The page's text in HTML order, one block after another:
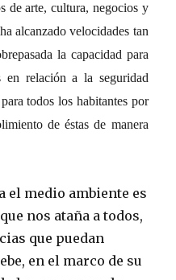
de arte, cultura, negocios y
alcanzado velocidades tan
la capacidad para
en relación a la seguridad
todos los habitantes por
de éstas de manera
el medio ambiente es
nos ataña a todos,
que puedan
en el marco de su